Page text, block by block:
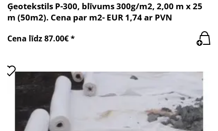
Ģeotekstils P-300, blīvums 300g/m2, 2,00 m x 25
m (50m2). Cena par m2- EUR 1,74 ar PVN
Cena līdz 87.00€ *